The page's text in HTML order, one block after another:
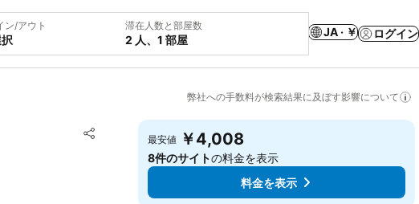
ン/アウト 滞在人数と部屋数
2 人、1 部屋
JA · ￥ ログイン
弊社への手数料が検索結果に及ぼす影響について
シェア
お気に入りに追加
最安値 ￥4,008
8件のサイトの料金を表示
料金を表示